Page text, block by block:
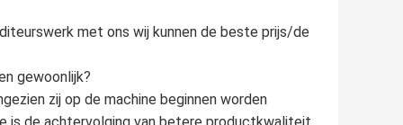
met ons wij kunnen de beste prijs/de
gewoonlijk?
zij op de machine beginnen worden